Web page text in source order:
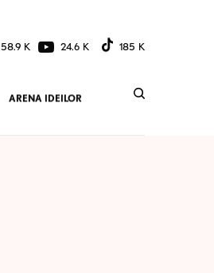
58.9 K 24.6 K 185 K
ARENA IDEILOR